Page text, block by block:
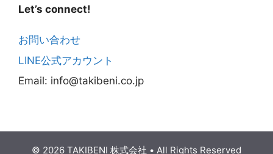
Let’s connect!
お問い合わせ
LINE公式アカウント
Email: info@takibeni.co.jp
© 2026 TAKIBENI 株式会社 • All Rights Reserved